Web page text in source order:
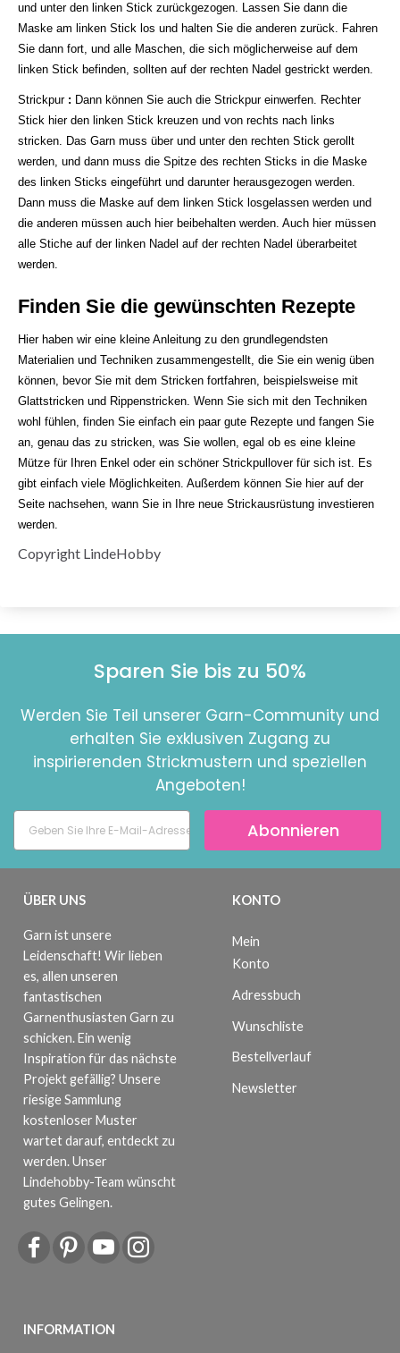
und unter den linken Stick zurückgezogen. Lassen Sie dann die
Maske am linken Stick los und halten Sie die anderen zurück. Fahren
Sie dann fort, und alle Maschen, die sich möglicherweise auf dem
linken Stick befinden, sollten auf der rechten Nadel gestrickt werden.
Strickpur : Dann können Sie auch die Strickpur einwerfen. Rechter
Stick hier den linken Stick kreuzen und von rechts nach links
stricken. Das Garn muss über und unter den rechten Stick gerollt
werden, und dann muss die Spitze des rechten Sticks in die Maske
des linken Sticks eingeführt und darunter herausgezogen werden.
Dann muss die Maske auf dem linken Stick losgelassen werden und
die anderen müssen auch hier beibehalten werden. Auch hier müssen
alle Stiche auf der linken Nadel auf der rechten Nadel überarbeitet
werden.
Finden Sie die gewünschten Rezepte
Hier haben wir eine kleine Anleitung zu den grundlegendsten
Materialien und Techniken zusammengestellt, die Sie ein wenig üben
können, bevor Sie mit dem Stricken fortfahren, beispielsweise mit
Glattstricken und Rippenstricken. Wenn Sie sich mit den Techniken
wohl fühlen, finden Sie einfach ein paar gute Rezepte und fangen Sie
an, genau das zu stricken, was Sie wollen, egal ob es eine kleine
Mütze für Ihren Enkel oder ein schöner Strickpullover für sich ist. Es
gibt einfach viele Möglichkeiten. Außerdem können Sie hier auf der
Seite nachsehen, wann Sie in Ihre neue Strickausrüstung investieren
werden.
Copyright LindeHobby
Sparen Sie bis zu 50%
Werden Sie Teil unserer Garn-Community und
erhalten Sie exklusiven Zugang zu
inspirierenden Strickmustern und speziellen
Angeboten!
Abonnieren
ÜBER UNS
Garn ist unsere
Leidenschaft! Wir lieben
es, allen unseren
fantastischen
Garnenthusiasten Garn zu
schicken. Ein wenig
Inspiration für das nächste
Projekt gefällig? Unsere
riesige Sammlung
kostenloser Muster
wartet darauf, entdeckt zu
werden. Unser
Lindehobby-Team wünscht
gutes Gelingen.
INFORMATION
KONTO
Mein
Konto
Adressbuch
Wunschliste
Bestellverlauf
Newsletter